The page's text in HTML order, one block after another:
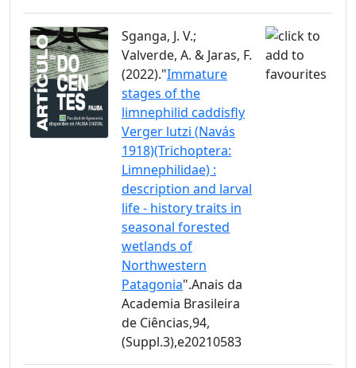
Sganga, J. V.;
Valverde, A. & Jaras, F.
(2022)."Immature
stages of the
limnephilid caddisfly
Verger lutzi (Navás
1918)(Trichoptera:
Limnephilidae) :
description and larval
life - history traits in
seasonal forested
wetlands of
Northwestern
Patagonia".Anais da
Academia Brasileira
de Ciências,94,
(Suppl.3),e20210583